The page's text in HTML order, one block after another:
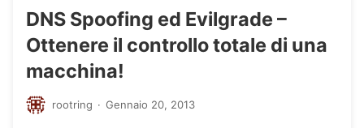
DNS Spoofing ed Evilgrade –
Ottenere il controllo totale di una
macchina!
rootring · Gennaio 20, 2013